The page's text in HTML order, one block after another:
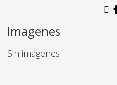
Imagenes
Sin imágenes